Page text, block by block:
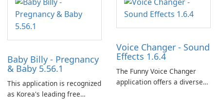
Ollie, on an adventurous
journey across diverse
landscapes.
Baby Billy - Pregnancy
& Baby 5.56.1
This application is recognized
as Korea's leading free
Voice Changer - Sound
Effects 1.6.4
The Funny Voice Changer
application offers a diverse